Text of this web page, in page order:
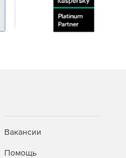
Вакансии
Помощь